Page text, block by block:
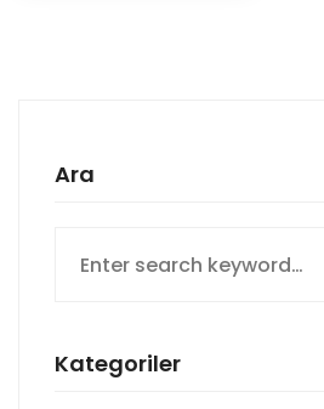
Ara
for:
Kategoriler